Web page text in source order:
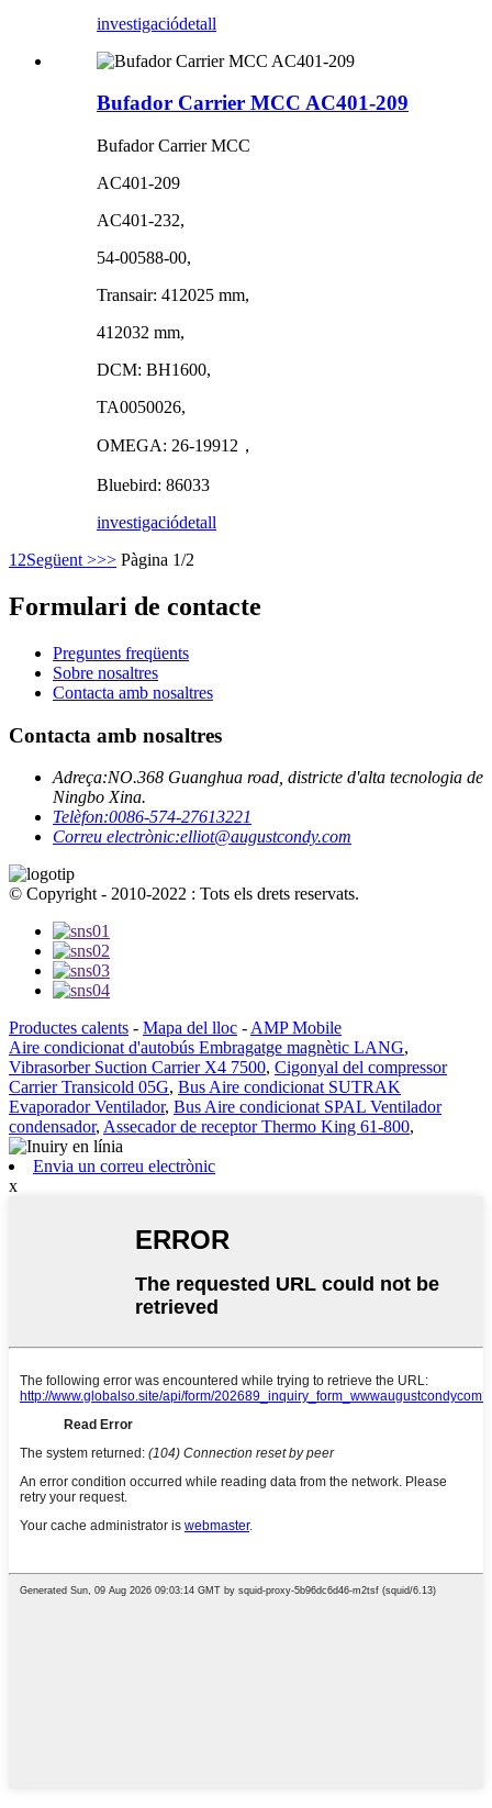
investigaciódetall
Bufador Carrier MCC AC401-209
Bufador Carrier MCC
AC401-209
AC401-232,
54-00588-00,
Transair: 412025 mm,
412032 mm,
DCM: BH1600,
TA0050026,
OMEGA: 26-19912，
Bluebird: 86033
investigaciódetall
1 2Següent >>> Pàgina 1/2
Formulari de contacte
Preguntes freqüents
Sobre nosaltres
Contacta amb nosaltres
Contacta amb nosaltres
Adreça:NO.368 Guanghua road, districte d'alta tecnologia de
Ningbo Xina.
Telèfon:0086-574-27613221
Correu electrònic:elliot@augustcondy.com
© Copyright - 2010-2022 : Tots els drets reservats.
Productes calents - Mapa del lloc - AMP Mobile
Aire condicionat d'autobús Embragatge magnètic LANG,
Vibrasorber Suction Carrier X4 7500, Cigonyal del compressor
Carrier Transicold 05G, Bus Aire condicionat SUTRAK
Evaporador Ventilador, Bus Aire condicionat SPAL Ventilador
condensador, Assecador de receptor Thermo King 61-800,
Envia un correu electrònic
x